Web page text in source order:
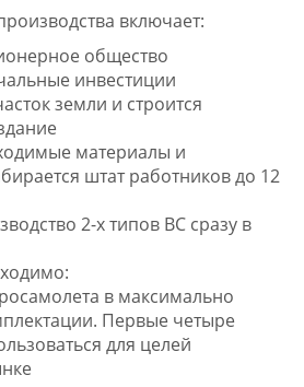
включает:
общество
инвестиции
земли и строится
материалы и
штат работников до 12
2-х типов ВС сразу в
в максимально
Первые четыре
для целей